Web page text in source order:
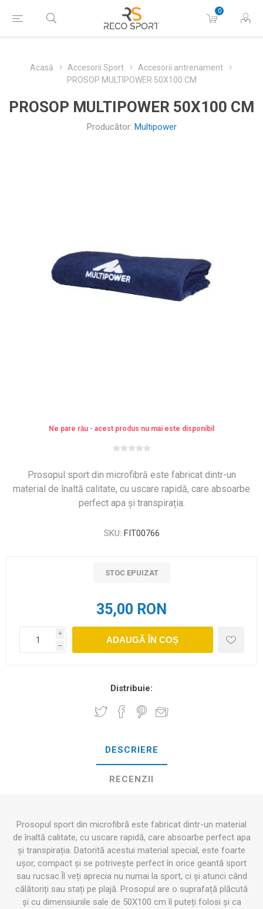
0
Acasă Accesorii Sport
Accesorii antrenament
PROSOP MULTIPOWER 50X100 CM
PROSOP MULTIPOWER 50X100 CM
Producător: Multipower
Ne pare rău - acest produs nu mai este disponibil
Prosopul sport din microfibră este fabricat dintr-un
material de înaltă calitate, cu uscare rapidă, care absoarbe
perfect apa și transpirația.
SKU: FIT00766
STOC EPUIZAT
35,00 RON
i
h
ADAUGĂ ÎN COȘ
Distribuie:
DESCRIERE
RECENZII
Prosopul sport din microfibră este fabricat dintr-un material
de înaltă calitate, cu uscare rapidă, care absoarbe perfect apa
și transpirația. Datorită acestui material special, este foarte
ușor, compact și se potrivește perfect în orice geantă sport
sau rucsac.Îl veți aprecia nu numai la sport, ci și atunci când
călătoriți sau stați pe plajă. Prosopul are o suprafață plăcută
și cu dimensiunile sale de 50X100 cm îl puteți folosi și ca